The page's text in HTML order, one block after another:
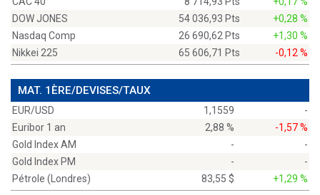
DOW JONES
54 036,93 Pts
+0,28 %
Nasdaq Comp
26 690,62 Pts
+1,30 %
Nikkei 225
65 606,71 Pts -0,12 %
MAT. 1ÈRE/DEVISES/TAUX
EUR/USD 1,1559
-
Euribor 1 an
2,88 %
-1,57 %
Gold Index AM
-
-
Gold Index PM
-
-
Pétrole (Londres)
83,55 $ +1,29 %